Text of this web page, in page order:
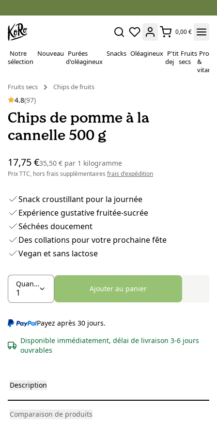
0,00 €
Notre
sélection
Nouveau Purées
d'oléagineux
Snacks Oléagineux P'tit
dej
Fruits
secs
&
Fruits secs
Chips de fruits
4.8(97)
Chips de pomme à la
cannelle 500 g
17,75 €35,50 € par 1 kilogramme
Prix TTC, hors frais supplémentaires frais d'expédition
Snack croustillant pour la journée
Expérience gustative fruitée-sucrée
Séchées doucement
Des collations pour votre prochaine fête
Vegan et sans lactose
Quantité
Ajouter au panier
Payez après 30 jours.
Disponible immédiatement, délai de livraison 3-6 jours
ouvrables
Description
Comparaison de produits